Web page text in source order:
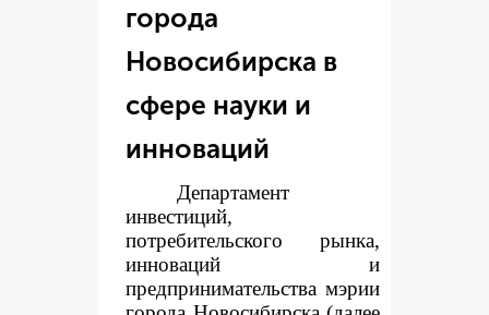
города
Новосибирска в
сфере науки и
инноваций
Департамент
инвестиций,
потребительского рынка,
инноваций и
предпринимательства мэрии